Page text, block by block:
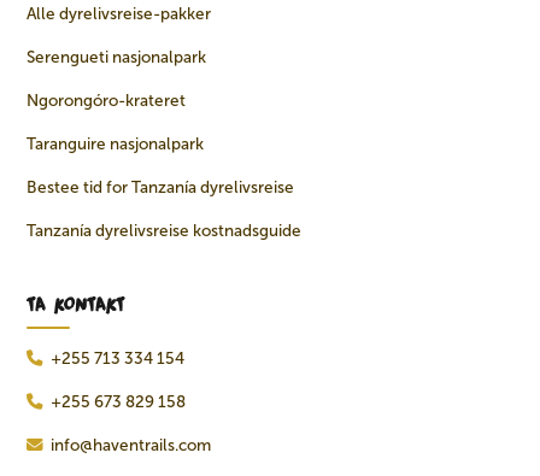
Alle dyrelivsreise-pakker
Serengueti nasjonalpark
Ngorongóro-krateret
Taranguire nasjonalpark
Bestee tid for Tanzanía dyrelivsreise
Tanzanía dyrelivsreise kostnadsguide
TA KONTAKT
+255 713 334 154
+255 673 829 158
info@haventrails.com